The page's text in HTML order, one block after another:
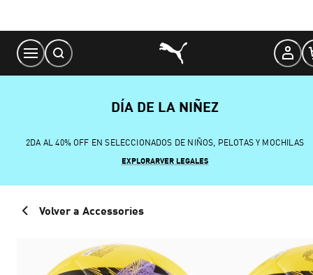
Content
DÍA DE LA NIÑEZ
2DA AL 40% OFF EN SELECCIONADOS DE NIÑOS, PELOTAS Y MOCHILAS
EXPLORARVER LEGALES
Volver a Accessories